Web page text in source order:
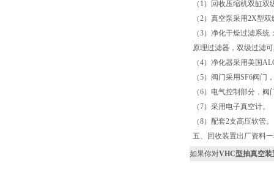
（1）回收压缩机双缸
（2）真空泵采用2X型
（3）净化干燥过滤系
原理过滤器，双级过滤
（4）净化器采用美国
（5）阀门采用SF6阀门
（6）电气控制部分，
（7）采用电子真空计。
（8）配套2支高压软管。
五、回收装置出厂资料
如果你对VHC型抽真空装